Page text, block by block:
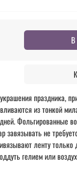
В
праздника,
из тонкой
Фольгированные
завязывать не
ленту
гелием или